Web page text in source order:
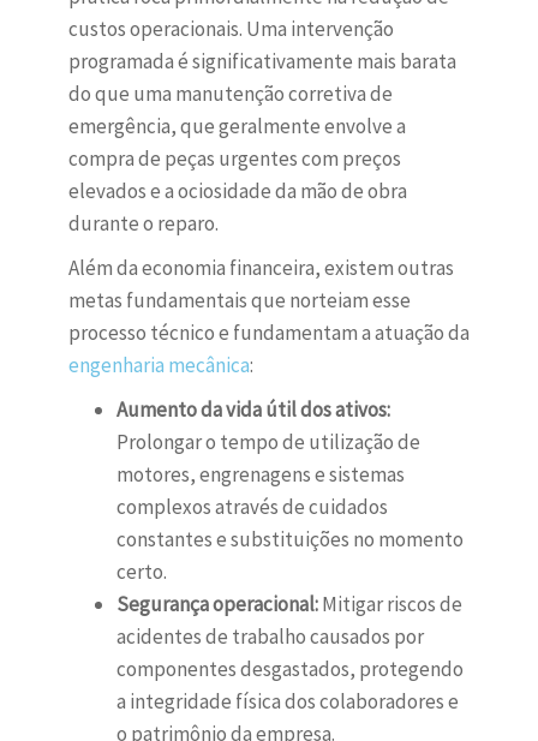
custos operacionais. Uma intervenção
programada é significativamente mais barata
do que uma manutenção corretiva de
emergência, que geralmente envolve a
compra de peças urgentes com preços
elevados e a ociosidade da mão de obra
durante o reparo.
Além da economia financeira, existem outras
metas fundamentais que norteiam esse
processo técnico e fundamentam a atuação da
engenharia mecânica:
Aumento da vida útil dos ativos:
Prolongar o tempo de utilização de
motores, engrenagens e sistemas
complexos através de cuidados
constantes e substituições no momento
certo.
Segurança operacional:Mitigar riscos de
acidentes de trabalho causados por
componentes desgastados, protegendo
a integridade física dos colaboradores e
o patrimônio da empresa.